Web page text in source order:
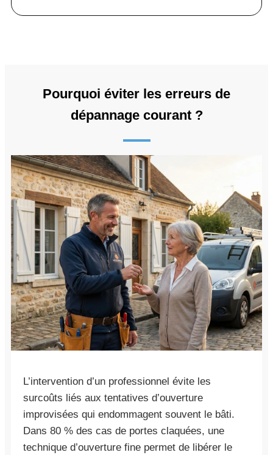
Pourquoi éviter les erreurs de
dépannage courant ?
L’intervention d’un professionnel évite les
surcoûts liés aux tentatives d’ouverture
improvisées qui endommagent souvent le bâti.
Dans 80 % des cas de portes claquées, une
technique d’ouverture fine permet de libérer le